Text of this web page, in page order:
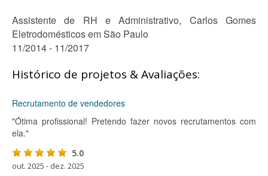
Assistente de RH e Administrativo, Carlos Gomes
Eletrodomésticos em São Paulo
11/2014 - 11/2017
Histórico de projetos & Avaliações:
Recrutamento de vendedores
"Ótima profissional! Pretendo fazer novos recrutamentos com
ela."
5.0
out. 2025 - dez. 2025